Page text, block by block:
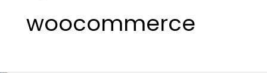
woocommerce